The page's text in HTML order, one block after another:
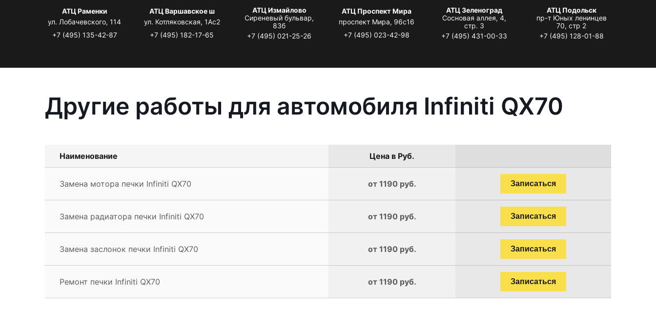
АТЦ Раменки
ул. Лобачевского, 114
+7 (495) 135-42-87
АТЦ Варшавское ш
ул. Котляковская, 1Ас2
+7 (495) 182-17-65
АТЦ Измайлово
Сиреневый бульвар,
83б
+7 (495) 021-25-26
АТЦ Проспект Мира
проспект Мира, 96с16
+7 (495) 023-42-98
АТЦ Зеленоград
Сосновая аллея, 4,
стр. 3
+7 (495) 431-00-33
АТЦ Подольск
пр-т Юных ленинцев
70, стр 2
+7 (495) 128-01-88
Другие работы для автомобиля Infiniti QX70
Наименование Цена в Руб.
Замена мотора печки Infiniti QX70 от 1190 руб. Записаться
Замена радиатора печки Infiniti QX70 от 1190 руб. Записаться
Замена заслонок печки Infiniti QX70 от 1190 руб. Записаться
Ремонт печки Infiniti QX70 от 1190 руб. Записаться